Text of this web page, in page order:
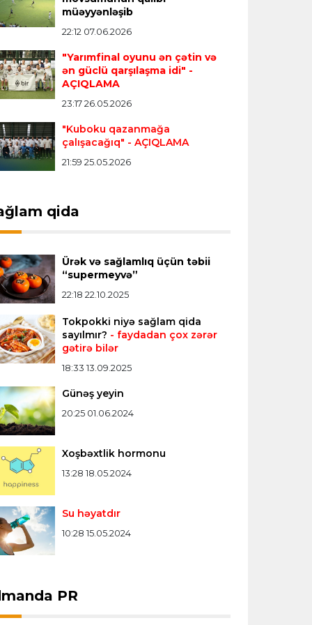
16:29 08.08.2026
Qimaraynşin “Arsenal”a keçidi
16:14 08.08.2026
oxatmaya marağın artması
haldır”
olmasalar belə, burada iştirak
15:39 08.08.2026
nəfərin müraciəti bizim üçün çox
nəticədir”
xəbərlər >>>
müəyyənləşib
22:12 07.06.2026
"Yarımfinal oyunu ən çətin və
ən güclü qarşılaşma idi" -
AÇIQLAMA
23:17 26.05.2026
"Kuboku qazanmağa
çalışacağıq" - AÇIQLAMA
21:59 25.05.2026
qida
Ürək və sağlamlıq üçün təbii
“supermeyvə”
22:18 22.10.2025
Tokpokki niyə sağlam qida
sayılmır? - faydadan çox zərər
gətirə bilər
18:33 13.09.2025
Günəş yeyin
20:25 01.06.2024
Xoşbəxtlik hormonu
13:28 18.05.2024
Su həyatdır
10:28 15.05.2024
PR